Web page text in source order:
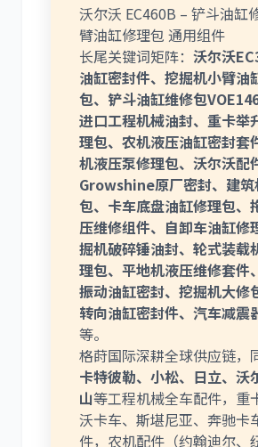
沃尔沃 EC460B – 铲斗油缸
臂油缸修理包 通用组件
长尾关键词矩阵： 沃尔沃
油缸密封件、挖掘机小臂油
包、铲斗油缸维修包
进口工程机械油封、重卡举
理包、农机液压油缸密封套
机液压泵修理包、沃尔沃配
Growshine原厂密封、建筑
包、卡车底盘油缸修理包、
压维修组件、自卸车油缸修
掘机破碎锤油封、轮式装载
理包、平地机液压维修套件
振动油缸密封、挖掘机大修
转向油缸密封件、汽车减震
等。
格莳国际深耕全球供应链，
卡特彼勒、小松、日立、沃
山等工程机械全车配件，重
沃卡车、斯堪尼亚、奔驰卡
件，农机配件（约翰迪尔、